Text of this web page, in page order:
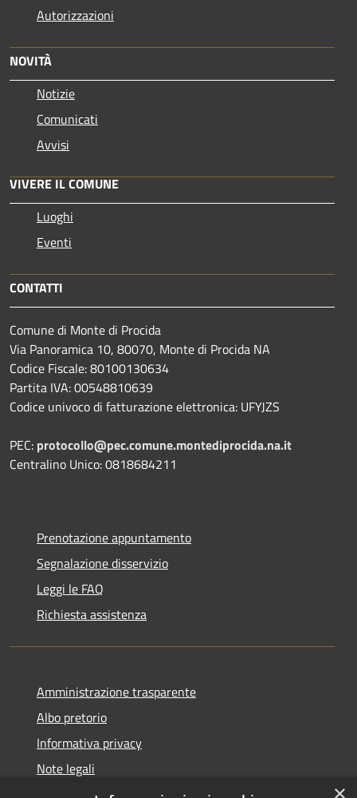
Autorizzazioni
NOVITÀ
Notizie
Comunicati
Avvisi
VIVERE IL COMUNE
Luoghi
Eventi
CONTATTI
Comune di Monte di Procida
Via Panoramica 10, 80070, Monte di Procida NA
Codice Fiscale: 80100130634
Partita IVA: 00548810639
Codice univoco di fatturazione elettronica: UFYJZS
PEC: protocollo@pec.comune.montediprocida.na.it
Centralino Unico:0818684211
Prenotazione appuntamento
Segnalazione disservizio
Leggi le FAQ
Richiesta assistenza
Amministrazione trasparente
Albo pretorio
Informativa privacy
Note legali
Dichiarazione di accessibilità